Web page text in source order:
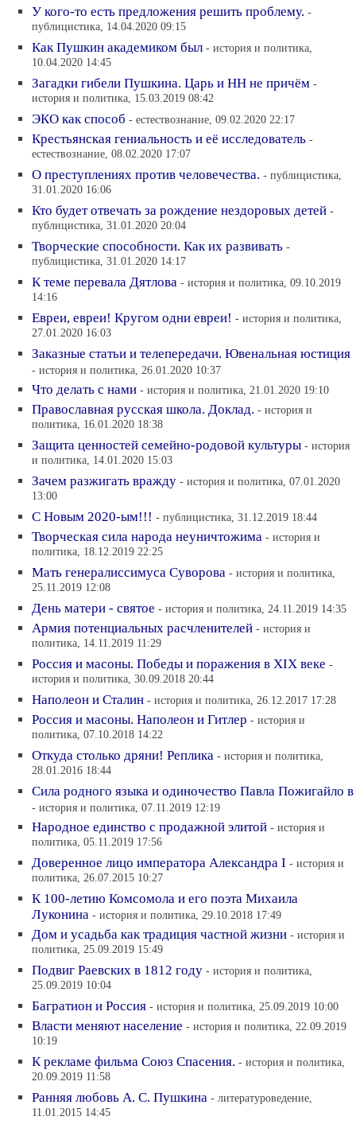
У кого-то есть предложения решить проблему. -
публицистика, 14.04.2020 09:15
Как Пушкин академиком был - история и политика,
10.04.2020 14:45
Загадки гибели Пушкина. Царь и НН не причём -
история и политика, 15.03.2019 08:42
ЭКО как способ - естествознание, 09.02.2020 22:17
Крестьянская гениальность и её исследователь -
естествознание, 08.02.2020 17:07
О преступлениях против человечества. - публицистика,
31.01.2020 16:06
Кто будет отвечать за рождение нездоровых детей -
публицистика, 31.01.2020 20:04
Творческие способности. Как их развивать -
публицистика, 31.01.2020 14:17
К теме перевала Дятлова - история и политика, 09.10.2019
14:16
Евреи, евреи! Кругом одни евреи! - история и политика,
27.01.2020 16:03
Заказные статьи и телепередачи. Ювенальная юстиция
- история и политика, 26.01.2020 10:37
Что делать с нами - история и политика, 21.01.2020 19:10
Православная русская школа. Доклад. - история и
политика, 16.01.2020 18:38
Защита ценностей семейно-родовой культуры - история
и политика, 14.01.2020 15:03
Зачем разжигать вражду - история и политика, 07.01.2020
13:00
С Новым 2020-ым!!! - публицистика, 31.12.2019 18:44
Творческая сила народа неуничтожима - история и
политика, 18.12.2019 22:25
Мать генералиссимуса Суворова - история и политика,
25.11.2019 12:08
День матери - святое - история и политика, 24.11.2019 14:35
Армия потенциальных расчленителей - история и
политика, 14.11.2019 11:29
Россия и масоны. Победы и поражения в XIX веке -
история и политика, 30.09.2018 20:44
Наполеон и Сталин - история и политика, 26.12.2017 17:28
Россия и масоны. Наполеон и Гитлер - история и
политика, 07.10.2018 14:22
Откуда столько дряни! Реплика - история и политика,
28.01.2016 18:44
Сила родного языка и одиночество Павла Пожигайло в
- история и политика, 07.11.2019 12:19
Народное единство с продажной элитой - история и
политика, 05.11.2019 17:56
Доверенное лицо императора Александра I - история и
политика, 26.07.2015 10:27
К 100-летию Комсомола и его поэта Михаила
Луконина - история и политика, 29.10.2018 17:49
Дом и усадьба как традиция частной жизни - история и
политика, 25.09.2019 15:49
Подвиг Раевских в 1812 году - история и политика,
25.09.2019 10:04
Багратион и Россия - история и политика, 25.09.2019 10:00
Власти меняют население - история и политика, 22.09.2019
10:19
К рекламе фильма Союз Спасения. - история и политика,
20.09.2019 11:58
Ранняя любовь А. С. Пушкина - литературоведение,
11.01.2015 14:45